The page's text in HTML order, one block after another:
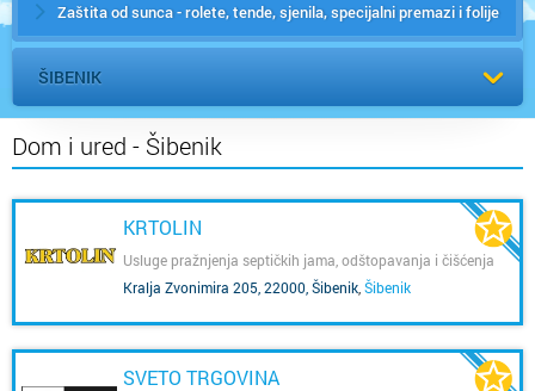
Zaštita od sunca - rolete, tende, sjenila, specijalni premazi i folije
ŠIBENIK
Dom i ured - Šibenik
KRTOLIN
Usluge pražnjenja septičkih jama, odštopavanja i čišćenja
cijevi Šibenik
Kralja Zvonimira 205, 22000, Šibenik Šibenik
SVETO TRGOVINA